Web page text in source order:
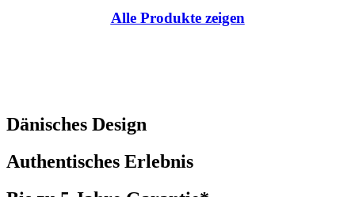
Alle Produkte zeigen
Dänisches Design
Authentisches Erlebnis